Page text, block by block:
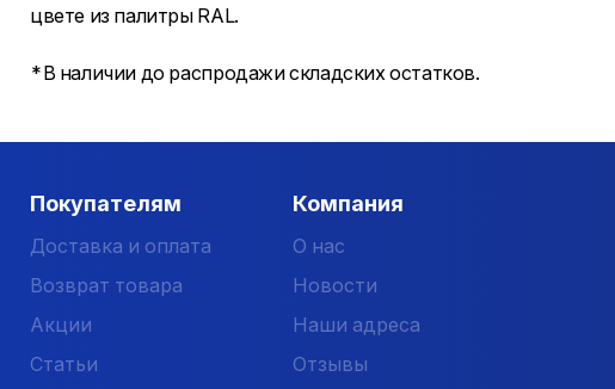
цвете из палитры RAL.
*В наличии до распродажи складских остатков.
Покупателям
Доставка и оплата
Возврат товара
Акции
Статьи
Компания
О нас
Новости
Наши адреса
Отзывы